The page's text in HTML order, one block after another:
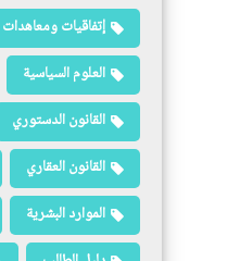
إتفاقيات ومعاهدات
العلوم السياسية
القانون الدستوري
القانون العقاري
الموارد البشرية